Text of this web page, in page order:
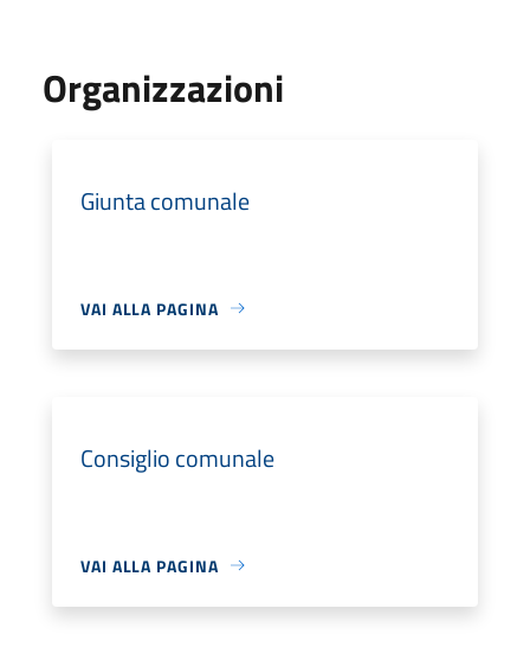
Organizzazioni
Giunta comunale
VAI ALLA PAGINA
Consiglio comunale
VAI ALLA PAGINA